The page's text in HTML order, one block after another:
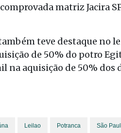
matriz Jacira
teve destaque no
de 50% do potro
na aquisição de 50%
Leilao Potranca São